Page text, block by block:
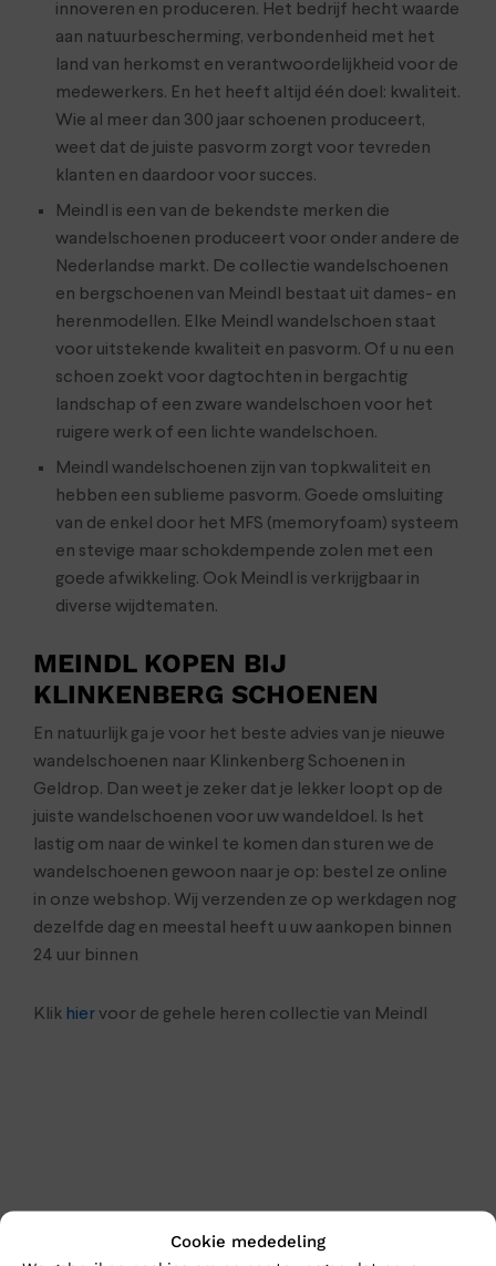
Cookie mededeling
innoveren en produceren. Het bedrijf hecht waarde
aan natuurbescherming, verbondenheid met het
land van herkomst en verantwoordelijkheid voor de
medewerkers. En het heeft altijd één doel: kwaliteit.
Wie al meer dan 300 jaar schoenen produceert,
weet dat de juiste pasvorm zorgt voor tevreden
klanten en daardoor voor succes.
Meindl is een van de bekendste merken die
wandelschoenen produceert voor onder andere de
Nederlandse markt. De collectie wandelschoenen
en bergschoenen van Meindl bestaat uit dames- en
herenmodellen. Elke Meindl wandelschoen staat
voor uitstekende kwaliteit en pasvorm. Of u nu een
schoen zoekt voor dagtochten in bergachtig
landschap of een zware wandelschoen voor het
ruigere werk of een lichte wandelschoen.
Meindl wandelschoenen zijn van topkwaliteit en
hebben een sublieme pasvorm. Goede omsluiting
van de enkel door het MFS (memoryfoam) systeem
en stevige maar schokdempende zolen met een
goede afwikkeling. Ook Meindl is verkrijgbaar in
diverse wijdtematen.
MEINDL KOPEN BIJ
KLINKENBERG SCHOENEN
En natuurlijk ga je voor het beste advies van je nieuwe
wandelschoenen naar Klinkenberg Schoenen in
Geldrop. Dan weet je zeker dat je lekker loopt op de
juiste wandelschoenen voor uw wandeldoel. Is het
lastig om naar de winkel te komen dan sturen we de
wandelschoenen gewoon naar je op: bestel ze online
in onze webshop. Wij verzenden ze op werkdagen nog
dezelfde dag en meestal heeft u uw aankopen binnen
24 uur binnen
Klik hiervoor de gehele heren collectie van Meindl